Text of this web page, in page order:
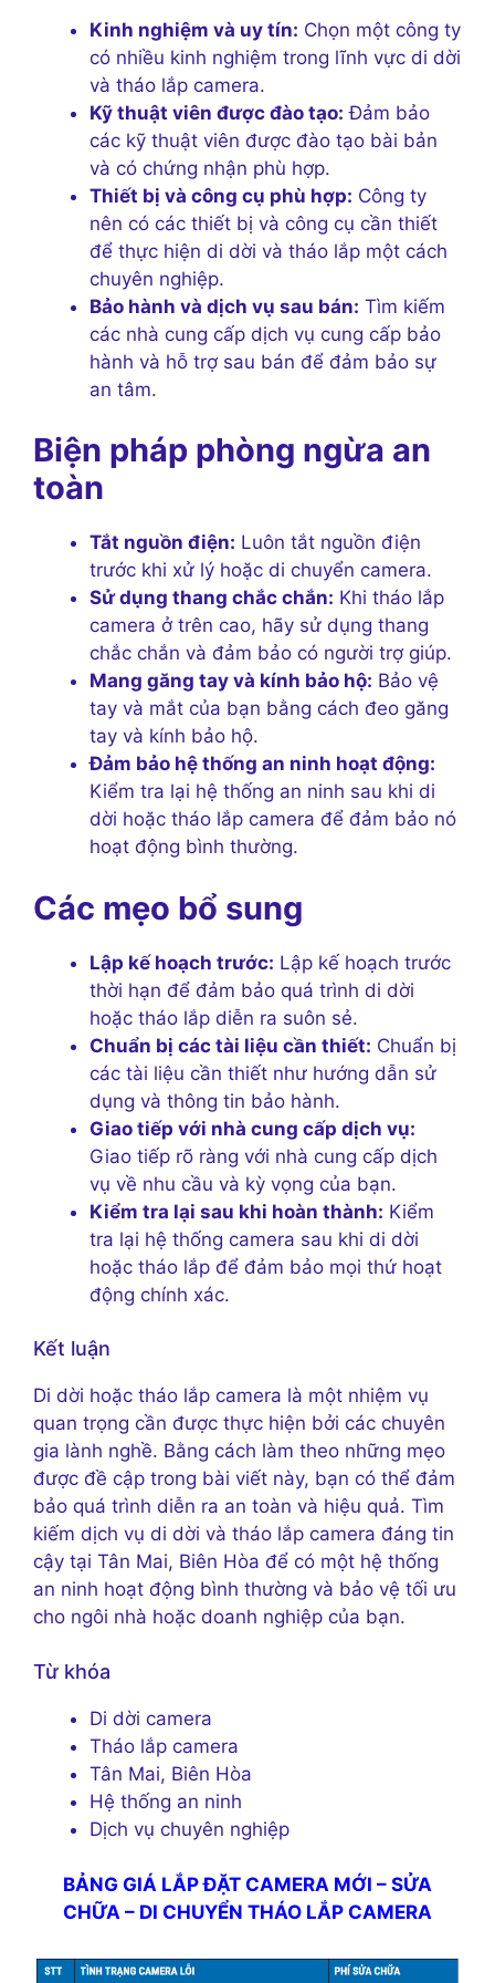
Kinh nghiệm và uy tín: Chọn một công ty
có nhiều kinh nghiệm trong lĩnh vực di dời
và tháo lắp camera.
Kỹ thuật viên được đào tạo: Đảm bảo
các kỹ thuật viên được đào tạo bài bản
và có chứng nhận phù hợp.
Thiết bị và công cụ phù hợp: Công ty
nên có các thiết bị và công cụ cần thiết
để thực hiện di dời và tháo lắp một cách
chuyên nghiệp.
Bảo hành và dịch vụ sau bán: Tìm kiếm
các nhà cung cấp dịch vụ cung cấp bảo
hành và hỗ trợ sau bán để đảm bảo sự
an tâm.
Biện pháp phòng ngừa an
toàn
Tắt nguồn điện: Luôn tắt nguồn điện
trước khi xử lý hoặc di chuyển camera.
Sử dụng thang chắc chắn: Khi tháo lắp
camera ở trên cao, hãy sử dụng thang
chắc chắn và đảm bảo có người trợ giúp.
Mang găng tay và kính bảo hộ: Bảo vệ
tay và mắt của bạn bằng cách đeo găng
tay và kính bảo hộ.
Đảm bảo hệ thống an ninh hoạt động:
Kiểm tra lại hệ thống an ninh sau khi di
dời hoặc tháo lắp camera để đảm bảo nó
hoạt động bình thường.
Các mẹo bổ sung
Lập kế hoạch trước: Lập kế hoạch trước
thời hạn để đảm bảo quá trình di dời
hoặc tháo lắp diễn ra suôn sẻ.
Chuẩn bị các tài liệu cần thiết: Chuẩn bị
các tài liệu cần thiết như hướng dẫn sử
dụng và thông tin bảo hành.
Giao tiếp với nhà cung cấp dịch vụ:
Giao tiếp rõ ràng với nhà cung cấp dịch
vụ về nhu cầu và kỳ vọng của bạn.
Kiểm tra lại sau khi hoàn thành: Kiểm
tra lại hệ thống camera sau khi di dời
hoặc tháo lắp để đảm bảo mọi thứ hoạt
động chính xác.
Kết luận
Di dời hoặc tháo lắp camera là một nhiệm vụ
quan trọng cần được thực hiện bởi các chuyên
gia lành nghề. Bằng cách làm theo những mẹo
được đề cập trong bài viết này, bạn có thể đảm
bảo quá trình diễn ra an toàn và hiệu quả. Tìm
kiếm dịch vụ di dời và tháo lắp camera đáng tin
cậy tại Tân Mai, Biên Hòa để có một hệ thống
an ninh hoạt động bình thường và bảo vệ tối ưu
cho ngôi nhà hoặc doanh nghiệp của bạn.
Từ khóa
Di dời camera
Tháo lắp camera
Tân Mai, Biên Hòa
Hệ thống an ninh
Dịch vụ chuyên nghiệp
BẢNG GIÁ LẮP ĐẶT CAMERA MỚI – SỬA
CHỮA – DI CHUYỂN THÁO LẮP CAMERA